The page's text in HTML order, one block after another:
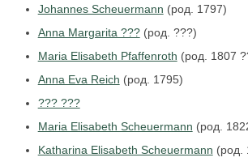
Johannes Scheuermann (род. 1797)
Anna Margarita ???(род. ???)
Maria Elisabeth Pfaffenroth (род. 1807
Anna Eva Reich (род. 1795)
??? ???
Maria Elisabeth Scheuermann (род.
Katharina Elisabeth Scheuermann (род.